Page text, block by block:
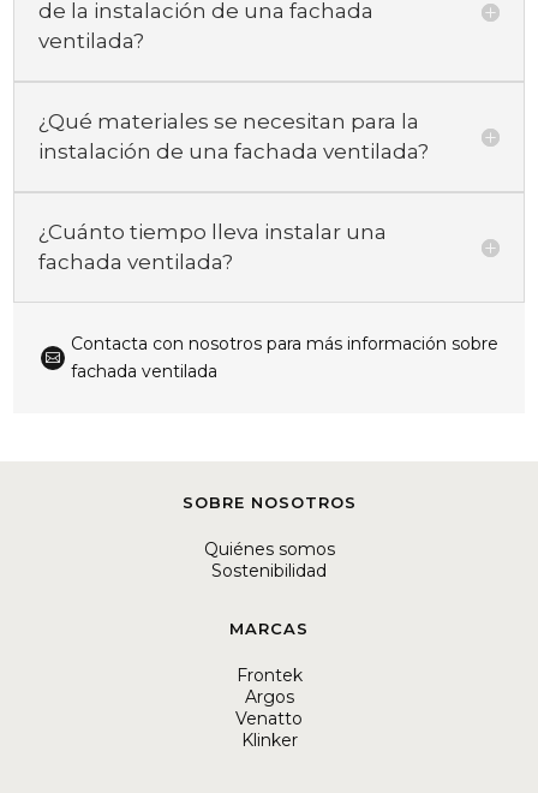
de la instalación de una fachada
ventilada?
¿Qué materiales se necesitan para la
instalación de una fachada ventilada?
¿Cuánto tiempo lleva instalar una
fachada ventilada?

Contacta con nosotros para más información sobre
fachada ventilada
SOBRE NOSOTROS
Quiénes somos
Sostenibilidad
MARCAS
Frontek
Argos
Venatto
Klinker